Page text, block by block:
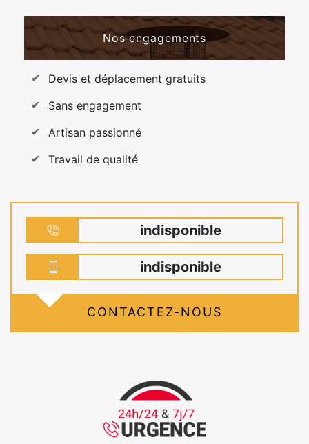
Nos engagements
Devis et déplacement gratuits
Sans engagement
Artisan passionné
Travail de qualité
indisponible
indisponible
CONTACTEZ-NOUS